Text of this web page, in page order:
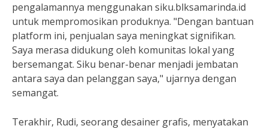
pengalamannya menggunakan siku.blksamarinda.id
untuk mempromosikan produknya. "Dengan bantuan
platform ini, penjualan saya meningkat signifikan.
Saya merasa didukung oleh komunitas lokal yang
bersemangat. Siku benar-benar menjadi jembatan
antara saya dan pelanggan saya," ujarnya dengan
semangat.
Terakhir, Rudi, seorang desainer grafis, menyatakan